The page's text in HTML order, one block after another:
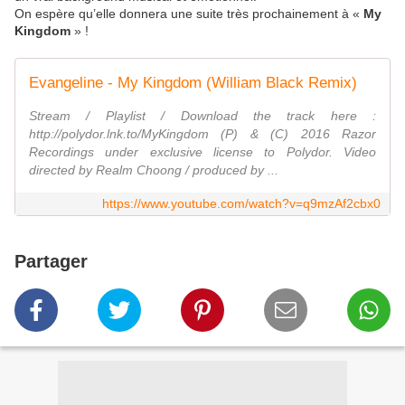
On espère qu’elle donnera une suite très prochainement à « My
Kingdom » !
Evangeline - My Kingdom (William Black Remix)
Stream / Playlist / Download the track here :
http://polydor.lnk.to/MyKingdom (P) & (C) 2016 Razor
Recordings under exclusive license to Polydor. Video
directed by Realm Choong / produced by ...
https://www.youtube.com/watch?v=q9mzAf2cbx0
Partager